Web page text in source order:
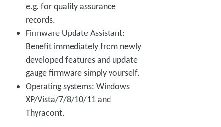
e.g. for quality assurance
records.
Firmware Update Assistant:
Benefit immediately from newly
developed features and update
gauge firmware simply yourself.
Operating systems: Windows
XP/Vista/7/8/10/11 and
Thyracont.